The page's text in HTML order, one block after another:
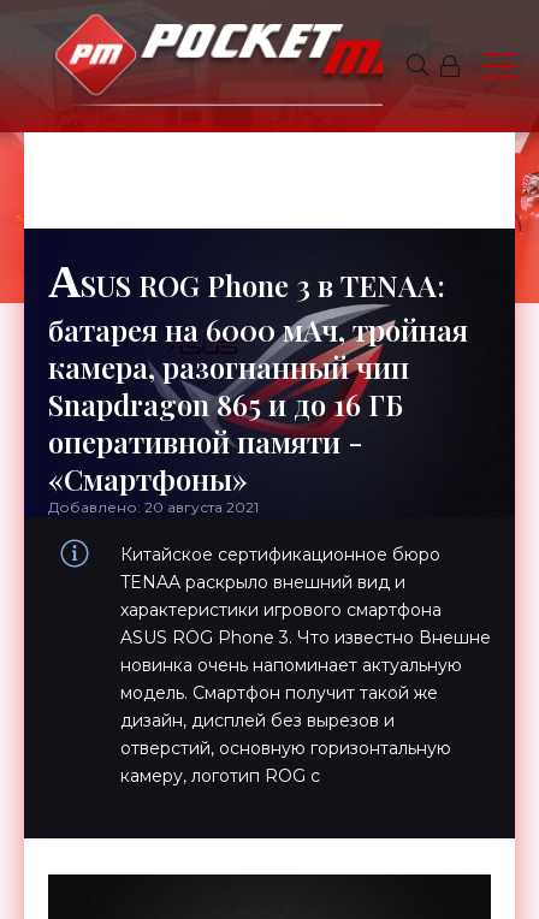
ASUS ROG Phone 3 в TENAA:
батарея на 6000 мАч, тройная
камера, разогнанный чип
Snapdragon 865 и до 16 ГБ
оперативной памяти -
«Смартфоны»
Добавлено: 20 августа 2021
Китайское сертификационное бюро
TENAA раскрыло внешний вид и
характеристики игрового смартфона
ASUS ROG Phone 3. Что известно Внешне
новинка очень напоминает актуальную
модель. Смартфон получит такой же
дизайн, дисплей без вырезов и
отверстий, основную горизонтальную
камеру, логотип ROG с